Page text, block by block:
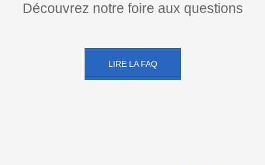
Découvrez notre foire aux questions
LIRE LA FAQ